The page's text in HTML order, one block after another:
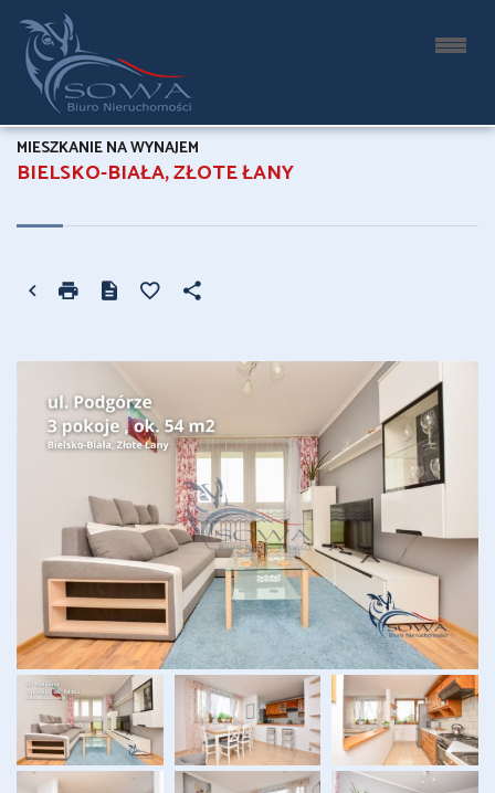
BIELSKO-BIAŁA, ZŁOTE ŁANY
MIESZKANIE NA WYNAJEM